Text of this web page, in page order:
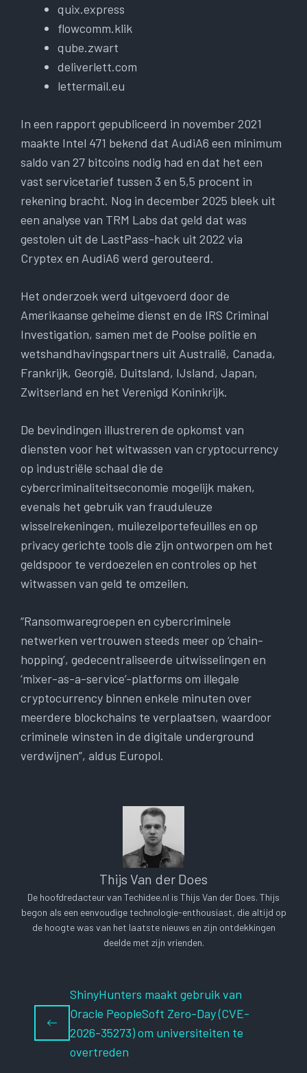
quix.express
flowcomm.klik
qube.zwart
deliverlett.com
lettermail.eu
In een rapport gepubliceerd in november 2021
maakte Intel 471 bekend dat AudiA6 een minimum
saldo van 27 bitcoins nodig had en dat het een
vast servicetarief tussen 3 en 5,5 procent in
rekening bracht. Nog in december 2025 bleek uit
een analyse van TRM Labs dat geld dat was
gestolen uit de LastPass-hack uit 2022 via
Cryptex en AudiA6 werd gerouteerd.
Het onderzoek werd uitgevoerd door de
Amerikaanse geheime dienst en de IRS Criminal
Investigation, samen met de Poolse politie en
wetshandhavingspartners uit Australië, Canada,
Frankrijk, Georgië, Duitsland, IJsland, Japan,
Zwitserland en het Verenigd Koninkrijk.
De bevindingen illustreren de opkomst van
diensten voor het witwassen van cryptocurrency
op industriële schaal die de
cybercriminaliteitseconomie mogelijk maken,
evenals het gebruik van frauduleuze
wisselrekeningen, muilezelportefeuilles en op
privacy gerichte tools die zijn ontworpen om het
geldspoor te verdoezelen en controles op het
witwassen van geld te omzeilen.
“Ransomwaregroepen en cybercriminele
netwerken vertrouwen steeds meer op ‘chain-
hopping’, gedecentraliseerde uitwisselingen en
‘mixer-as-a-service’-platforms om illegale
cryptocurrency binnen enkele minuten over
meerdere blockchains te verplaatsen, waardoor
criminele winsten in de digitale underground
verdwijnen”, aldus Europol.
Thijs Van der Does
De hoofdredacteur van Techidee.nl is Thijs Van der Does. Thijs
begon als een eenvoudige technologie-enthousiast, die altijd op
de hoogte was van het laatste nieuws en zijn ontdekkingen
deelde met zijn vrienden.
ShinyHunters maakt gebruik van
Oracle PeopleSoft Zero-Day (CVE-
2026-35273) om universiteiten te
overtreden